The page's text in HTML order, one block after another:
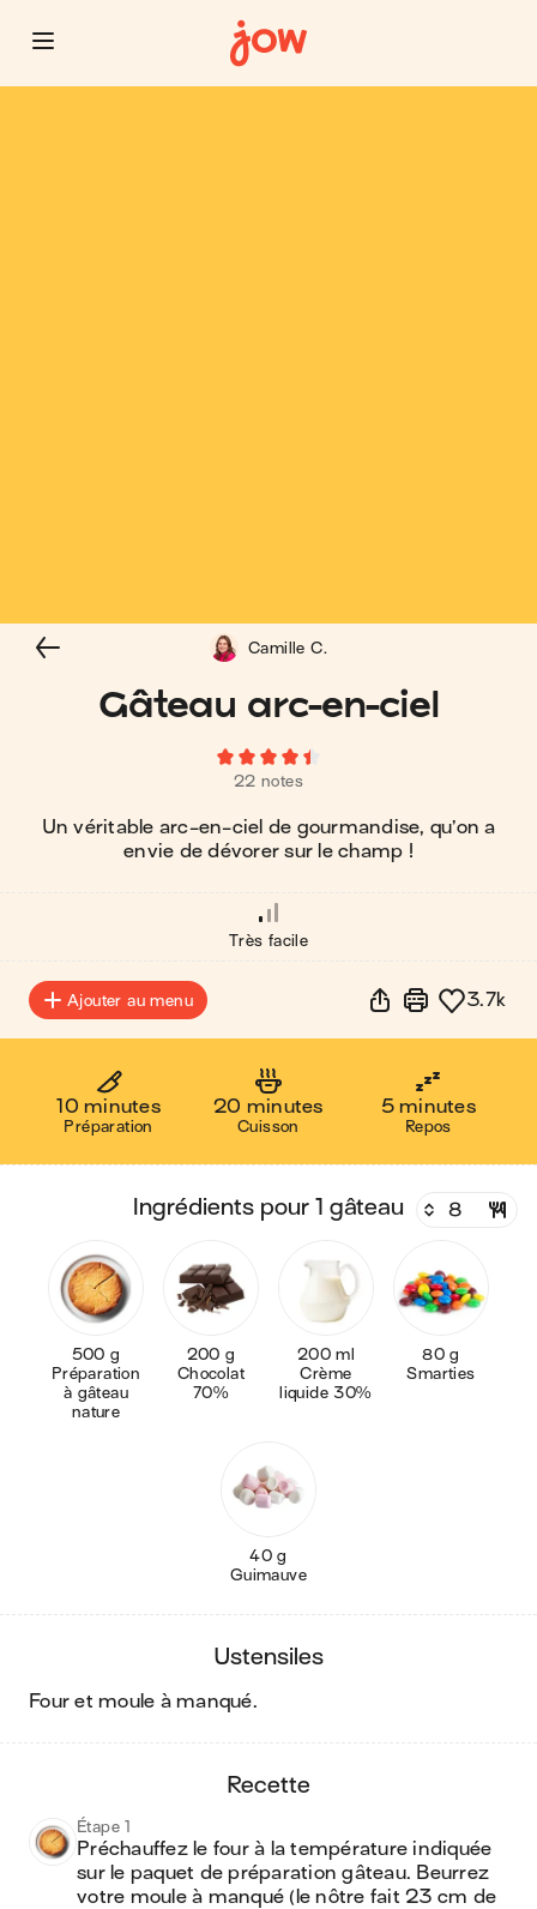
Gâteau arc-en-ciel
22 notes
Un véritable arc-en-ciel de gourmandise, qu’on a
envie de dévorer sur le champ !
Camille C.
Très facile
Ajouter au menu 3.7k
10 minutes
Préparation
20 minutes
Cuisson
5 minutes
Repos
ingrédients pour 1 gâteau
500 g
Préparation
à gâteau
nature
200 g
Chocolat
70%
200 ml
Crème
liquide 30%
80 g
Smarties
40 g
Guimauve
ustensiles
four et moule à manqué.
recette
Étape 1
Préchauffez le four à la température indiquée
sur le paquet de préparation gâteau. Beurrez
votre moule à manqué (le nôtre fait 23 cm de